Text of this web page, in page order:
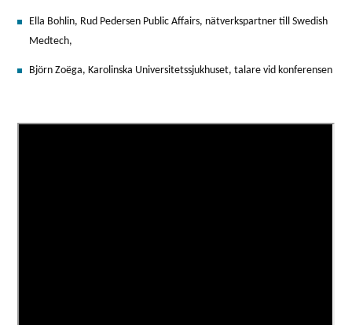
Ella Bohlin, Rud Pedersen Public Affairs, nätverkspartner till Swedish
Medtech,
Björn Zoëga, Karolinska Universitetssjukhuset, talare vid konferensen